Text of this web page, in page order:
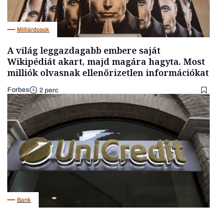
Milliárdosok
A világ leggazdagabb embere saját
Wikipédiát akart, majd magára hagyta. Most
milliók olvasnak ellenőrizetlen információkat
Forbes 2 perc
Bank